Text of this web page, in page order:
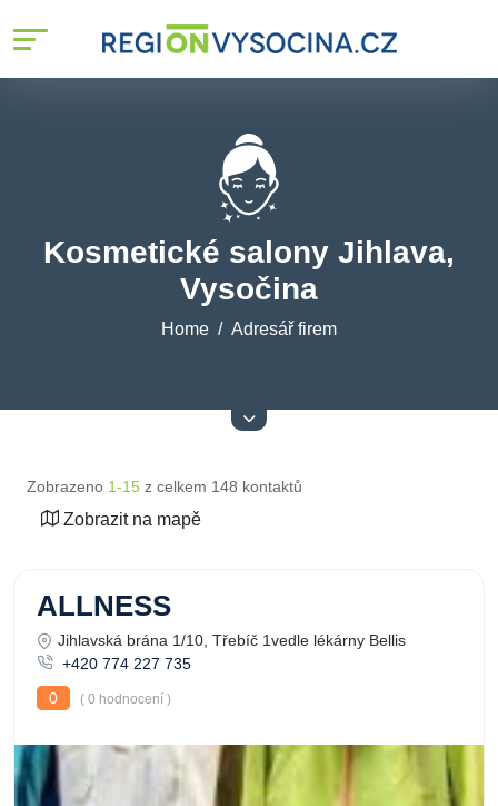
Kosmetické salony Jihlava,
Vysočina
Home Adresář firem
Zobrazeno 1-15 z celkem 148 kontaktů
Zobrazit na mapě
ALLNESS
Jihlavská brána 1/10, Třebíč 1vedle lékárny Bellis
+420 774 227 735
0
( 0 hodnocení )